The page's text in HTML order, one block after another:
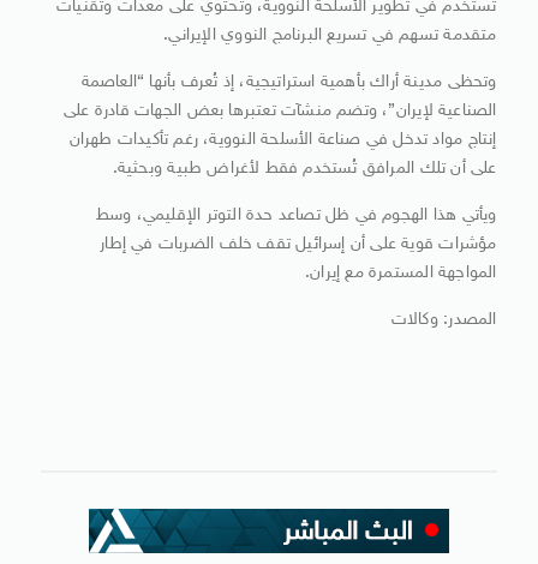
تُستخدم في تطوير الأسلحة النووية، وتحتوي على معدات وتقنيات
متقدمة تسهم في تسريع البرنامج النووي الإيراني.
وتحظى مدينة أراك بأهمية استراتيجية، إذ تُعرف بأنها “العاصمة
الصناعية لإيران”، وتضم منشآت تعتبرها بعض الجهات قادرة على
إنتاج مواد تدخل في صناعة الأسلحة النووية، رغم تأكيدات طهران
على أن تلك المرافق تُستخدم فقط لأغراض طبية وبحثية.
ويأتي هذا الهجوم في ظل تصاعد حدة التوتر الإقليمي، وسط
مؤشرات قوية على أن إسرائيل تقف خلف الضربات في إطار
المواجهة المستمرة مع إيران.
المصدر: وكالات